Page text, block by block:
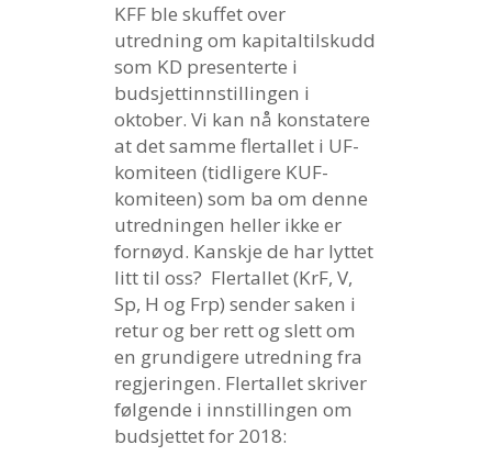
KFF ble skuffet over
utredning om kapitaltilskudd
som KD presenterte i
budsjettinnstillingen i
oktober. Vi kan nå konstatere
at det samme flertallet i UF-
komiteen (tidligere KUF-
komiteen) som ba om denne
utredningen heller ikke er
fornøyd. Kanskje de har lyttet
litt til oss? Flertallet (KrF, V,
Sp, H og Frp) sender saken i
retur og ber rett og slett om
en grundigere utredning fra
regjeringen. Flertallet skriver
følgende i innstillingen om
budsjettet for 2018: